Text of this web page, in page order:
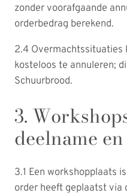
zonder voorafgaande
orderbedrag berekend.
2.4 Overmachtssituaties
kosteloos te annuleren;
Schuurbrood.
3.
deelname
3.1 Een workshopplaats
order heeft geplaatst via